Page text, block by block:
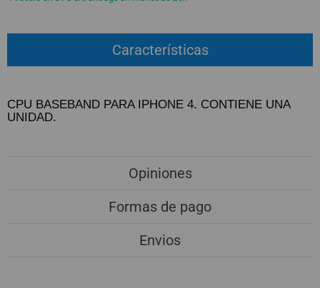
HORARIO de TIENDA:
Lunes a Viernes 09:30h a 20:00h
info@preciosadictos.com
REGISTRO PROFESIONAL
Características
CPU BASEBAND PARA IPHONE 4. CONTIENE UNA
UNIDAD.
Opiniones
Formas de pago
Envios